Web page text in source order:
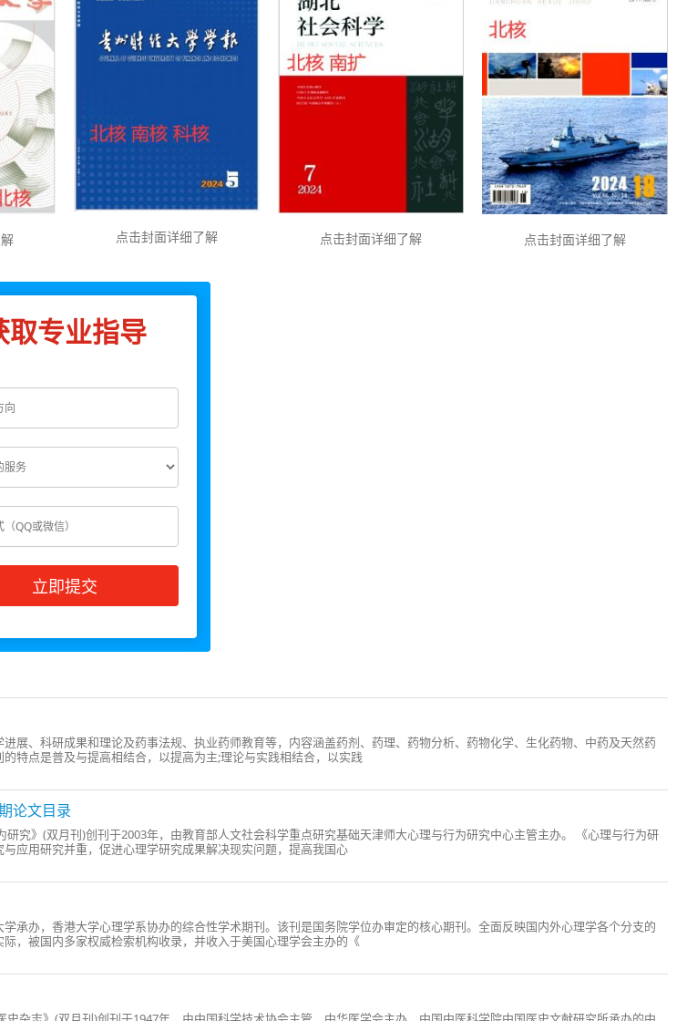
点击封面详细了解 点击封面详细了解 点击封面详细了解
取专业指导
立即提交
进展、科研成果和理论及药事法规、执业药师教育等，内容涵盖药剂、药理、药物分析、药物化学、生化药物、中药及天然药
特点是普及与提高相结合，以提高为主;理论与实践相结合，以实践
论文目录
研究》(双月刊)创刊于2003年，由教育部人文社会科学重点研究基础天津师大心理与行为研究中心主管主办。 《心理与行为研
应用研究并重，促进心理学研究成果解决现实问题，提高我国心
承办，香港大学心理学系协办的综合性学术期刊。该刊是国务院学位办审定的核心期刊。全面反映国内外心理学各个分支的
，被国内多家权威检索机构收录，并收入于美国心理学会主办的《